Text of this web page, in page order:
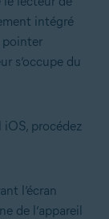
intégré
pointer
s’occupe du
iOS, procédez
l’écran
de l’appareil